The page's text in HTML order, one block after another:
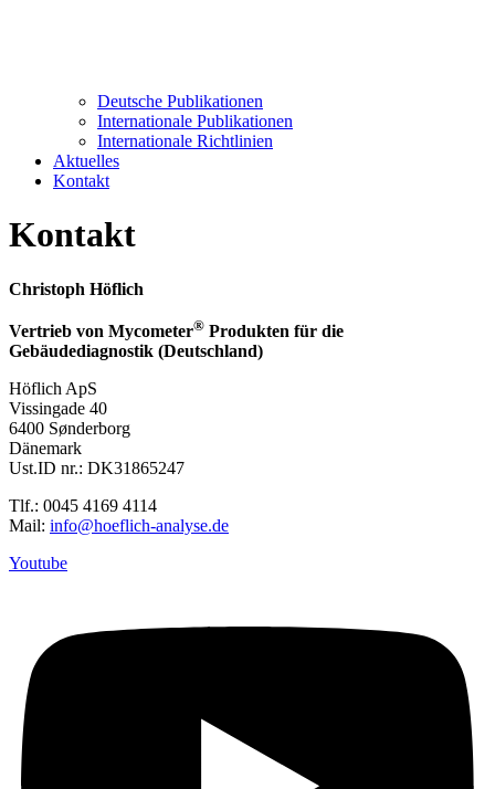
Deutsche Publikationen
Internationale Publikationen
Internationale Richtlinien
Aktuelles
Kontakt
Kontakt
Christoph Höflich
Vertrieb von Mycometer® Produkten für die
Gebäudediagnostik (Deutschland)
Höflich ApS
Vissingade 40
6400 Sønderborg
Dänemark
Ust.ID nr.: DK31865247
Tlf.: 0045 4169 4114
Mail: info@hoeflich-analyse.de
Youtube